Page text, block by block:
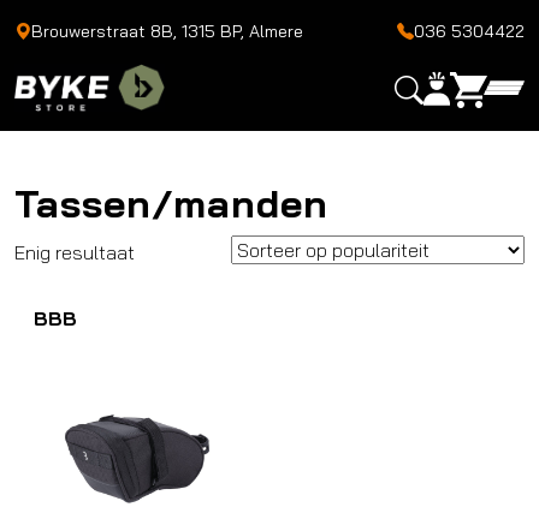
Brouwerstraat 8B, 1315 BP, Almere 036 5304422
Tassen/manden
Enig resultaat
BBB